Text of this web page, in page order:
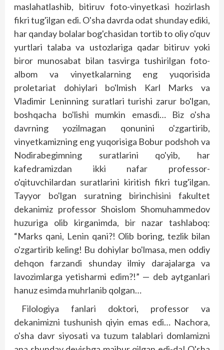
maslahatlashib, bitiruv foto-vinyetkasi hozirlash
fikri tug'ilgan edi. O'sha davrda odat shunday ediki,
har qanday bolalar bog'chasidan tortib to oliy o'quv
yurtlari talaba va ustozlariga qadar bitiruv yoki
biror munosabat bilan tasvirga tushirilgan foto-
albom va vinyetkalarning eng yuqorisida
proletariat dohiylari bo'lmish Karl Marks va
Vladimir Leninning suratlari turishi zarur bo'lgan,
boshqacha bo'lishi mumkin emasdi… Biz o'sha
davrning yozilmagan qonunini o'zgartirib,
vinyetkamizning eng yuqorisiga Bobur podshoh va
Nodirabegimning suratlarini qo'yib, har
kafedramizdan ikki nafar professor-
o'qituvchilardan suratlarini kiritish fikri tug'ilgan.
Tayyor bo'lgan suratning birinchisini fakultet
dekanimiz professor Shoislom Shomuhammedov
huzuriga olib kirganimda, bir nazar tashlaboq:
“Marks qani, Lenin qani?! Olib boring, tezlik bilan
o'zgartirib keling! Bu dohiylar bo'lmasa, men oddiy
dehqon farzandi shunday ilmiy darajalarga va
lavozimlarga yetisharmi edim?!” — deb aytganlari
hanuz esimda muhrlanib qolgan…
Filologiya fanlari doktori, professor va
dekanimizni tushunish qiyin emas edi… Nachora,
o'sha davr siyosati va tuzum talablari domlamizni